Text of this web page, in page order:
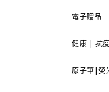
電子贈品
健康 | 抗
原子筆|熒